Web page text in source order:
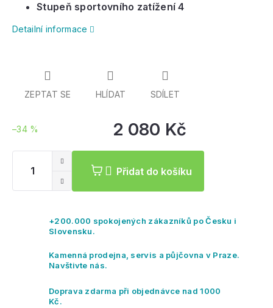
–34 % 2 080 Kč
Přidat do košíku
Stupeň sportovního zatížení 4
Detailní informace
ZEPTAT SE HLÍDAT SDÍLET
+200.000 spokojených zákazníků po Česku i
Slovensku.
Kamenná prodejna, servis a půjčovna v Praze.
Navštivte nás.
Doprava zdarma při objednávce nad 1000
Kč.